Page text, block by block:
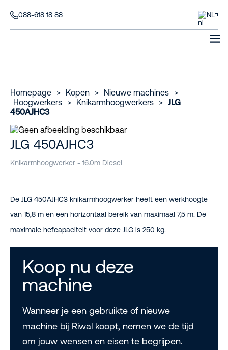
088-618 18 88 NL
Homepage > Kopen > Nieuwe machines
>
Hoogwerkers
> Knikarmhoogwerkers > JLG
450AJHC3
JLG 450AJHC3
Knikarmhoogwerker - 16.0m Diesel
De JLG 450AJHC3 knikarmhoogwerker heeft een werkhoogte
van 15,8 m en een horizontaal bereik van maximaal 7,5 m. De
maximale hefcapaciteit voor deze JLG is 250 kg.
Koop nu deze
machine
Wanneer je een gebruikte of nieuwe
machine bij Riwal koopt, nemen we de tijd
om jouw wensen en eisen te begrijpen.